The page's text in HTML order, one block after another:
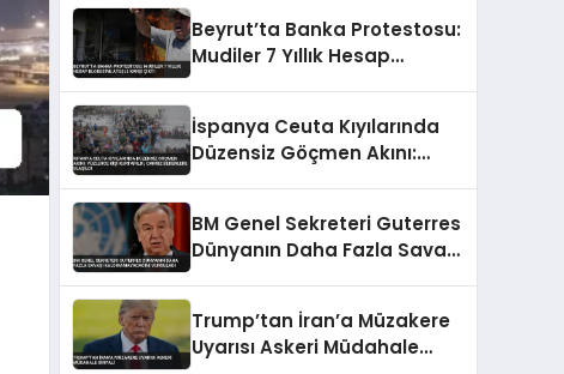
Beyrut’ta Banka Protestosu:
Mudiler 7 Yıllık Hesap
İspanya Ceuta Kıyılarında
Düzensiz Göçmen Akını:
BM Genel Sekreteri Guterres
Dünyanın Daha Fazla Savaşı
Trump’tan İran’a Müzakere
Uyarısı Askeri Müdahale